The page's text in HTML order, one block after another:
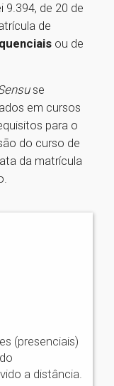
9.394, de 20 de
de
ou de
se
em cursos
para o
do curso de
da matrícula
(presenciais)
a distância.